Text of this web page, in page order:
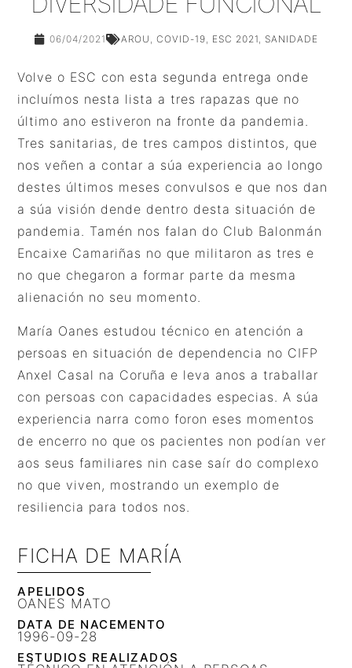
06/04/2021 AROU , COVID-19, ESC 2021, SANIDADE
FICHA DE MARÍA
APELIDOS
OANES MATO
DATA DE NACEMENTO
1996-09-28
ESTUDIOS REALIZADOS
Volve o ESC con esta segunda entrega onde
incluímos nesta lista a tres rapazas que no
último ano estiveron na fronte da pandemia.
Tres sanitarias, de tres campos distintos, que
nos veñen a contar a súa experiencia ao longo
destes últimos meses convulsos e que nos dan
a súa visión dende dentro desta situación de
pandemia. Tamén nos falan do Club Balonmán
Encaixe Camariñas no que militaron as tres e
no que chegaron a formar parte da mesma
alienación no seu momento.
María Oanes estudou técnico en atención a
persoas en situación de dependencia no CIFP
Anxel Casal na Coruña e leva anos a traballar
con persoas con capacidades especias. A súa
experiencia narra como foron eses momentos
de encerro no que os pacientes non podían ver
aos seus familiares nin case saír do complexo
no que viven, mostrando un exemplo de
resiliencia para todos nos.